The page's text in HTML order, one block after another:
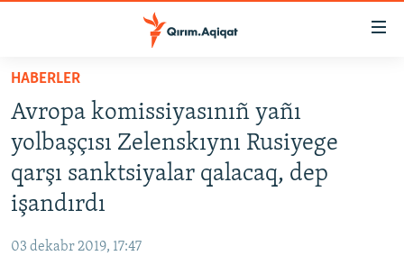
Esas
qaytmaq
Baş
navigatsiyağa
qaytmaq
Qıdıruvğa
SİYASET
İQTİSADİYAT
CEMİYET
İNSAN AQLARI
HABERLER
Avropa komissiyasınıñ yañı
yolbaşçısı Zelenskıynı Rusiyege
qarşı sanktsiyalar qalacaq, dep
işandırdı
03 dekabr 2019, 17:47